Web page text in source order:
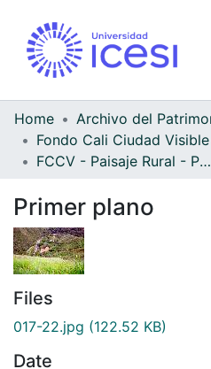
Home
Fondo Cali Ciudad Visible
FCCV - Paisaje Rural - Patrimonial
Primer plano
Files
017-22.jpg (122.52 KB)
Date